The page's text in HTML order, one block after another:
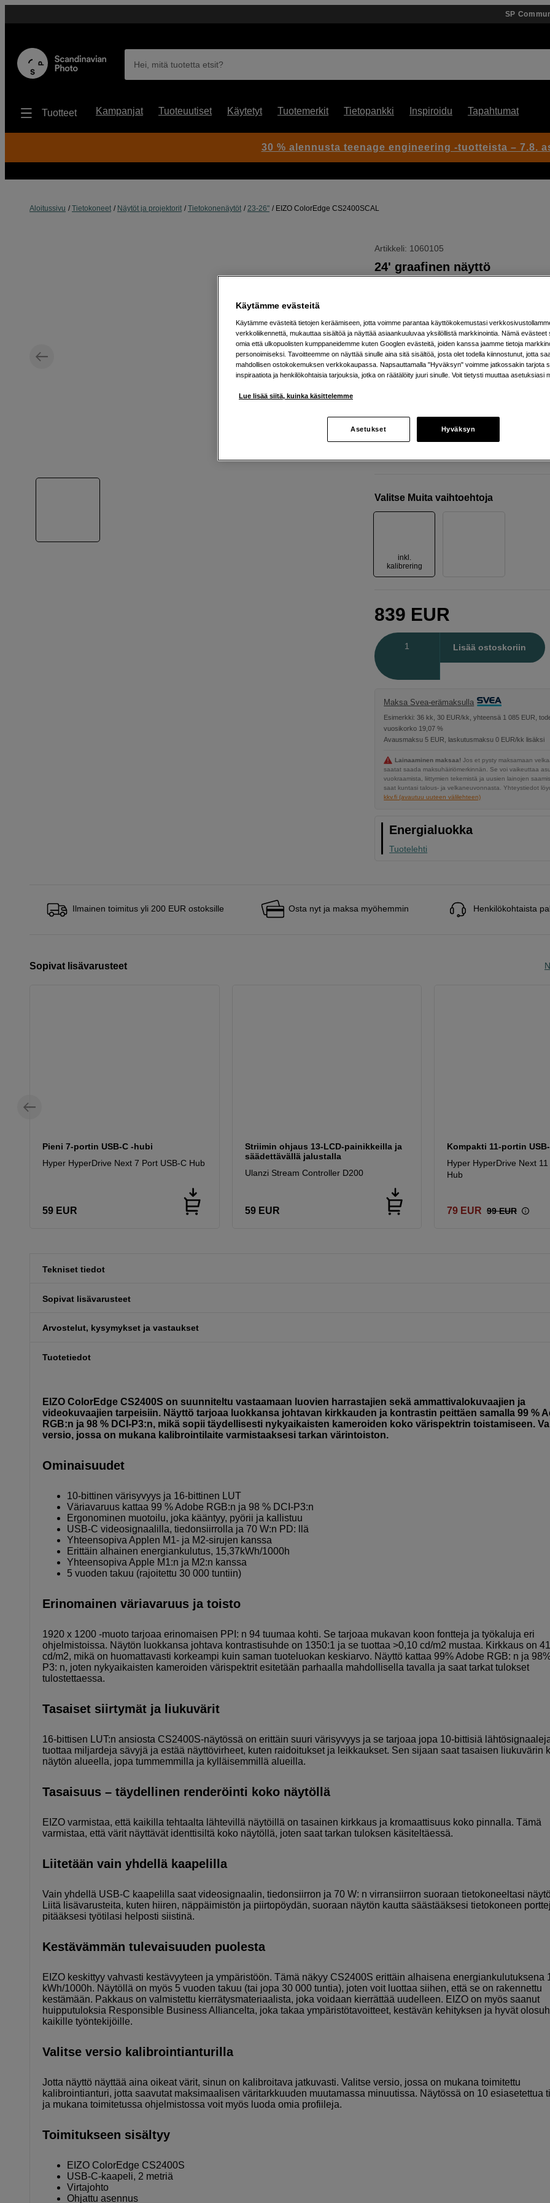
SP
Hei, mitä tuotetta etsit?
Tuotteet Kampanjat Tuoteuutiset Käytetyt Tuotemerkit Tietopankki Inspiroidu Tapahtumat
Aloitussivu Tietokoneet Näytöt ja projektorit Tietokonenäytöt 23-26" EIZO ColorEdge CS2400SCAL
Artikkeli: 1060105
24' graafinen näyttö
Verkkokauppa : Varastossa
Helsingin myymälä: Varastotilanne
Yhteensopiva Applen M:n kanssa
Valitse Muita vaihtoehtoja
inkl.
kalibrering
839 EUR
Lisää ostoskoriin
Maksa Svea-erämaksulla
Esimerkki: 36 kk, 30 EUR/kk, yhteensä 1 085 EUR,
vuosikorko 19,07 %
Avausmaksu 5 EUR, laskutusmaksu 0 EUR/kk lisäksi
Lainaaminen maksaa! Jos et pysty maksamaan
saatat saada maksuhäiriömerkinnän. Se voi vaikeuttaa
vuokraamista, liittymien tekemistä ja uusien lainojen
saat kuntasi talous- ja velkaneuvonnasta. Yhteystiedot
kkv.fi (avautuu uuteen välilehteen)
Energialuokka
Tuotelehti
Ilmainen toimitus yli 200 EUR ostoksille Osta nyt ja maksa myöhemmin Henkilökohtaista
Sopivat lisävarusteet
Pieni 7-portin USB-C -hubi
Hyper HyperDrive Next 7 Port USB-C Hub
59 EUR
Striimin ohjaus 13-LCD-painikkeilla ja
säädettävällä jalustalla
Ulanzi Stream Controller D200
59 EUR
Kompakti 11-portin
Hyper HyperDrive Next 11
Hub
79 EUR 99 EUR
Tekniset tiedot
Sopivat lisävarusteet
Arvostelut, kysymykset ja vastaukset
Tuotetiedot
EIZO ColorEdge CS2400S on suunniteltu vastaamaan luovien harrastajien sekä ammattivalokuvaajien ja
videokuvaajien tarpeisiin. Näyttö tarjoaa luokkansa johtavan kirkkauden ja kontrastin peittäen samalla 99 %
RGB:n ja 98 % DCI-P3:n, mikä sopii täydellisesti nykyaikaisten kameroiden koko värispektrin toistamiseen.
versio, jossa on mukana kalibrointilaite varmistaaksesi tarkan värintoiston.
Ominaisuudet
10-bittinen värisyvyys ja 16-bittinen LUT
Väriavaruus kattaa 99 % Adobe RGB:n ja 98 % DCI-P3:n
Ergonominen muotoilu, joka kääntyy, pyörii ja kallistuu
USB-C videosignaalilla, tiedonsiirrolla ja 70 W:n PD: llä
Yhteensopiva Applen M1- ja M2-sirujen kanssa
Erittäin alhainen energiankulutus, 15,37kWh/1000h
Yhteensopiva Apple M1:n ja M2:n kanssa
5 vuoden takuu (rajoitettu 30 000 tuntiin)
Erinomainen väriavaruus ja toisto
1920 x 1200 -muoto tarjoaa erinomaisen PPI: n 94 tuumaa kohti. Se tarjoaa mukavan koon fontteja ja työkaluja eri
ohjelmistoissa. Näytön luokkansa johtava kontrastisuhde on 1350:1 ja se tuottaa >0,10 cd/m2 mustaa. Kirkkaus on
cd/m2, mikä on huomattavasti korkeampi kuin saman tuoteluokan keskiarvo. Näyttö kattaa 99% Adobe RGB: n ja
P3: n, joten nykyaikaisten kameroiden värispektrit esitetään parhaalla mahdollisella tavalla ja saat tarkat tulokset
tulostettaessa.
Tasaiset siirtymät ja liukuvärit
16-bittisen LUT:n ansiosta CS2400S-näytössä on erittäin suuri värisyvyys ja se tarjoaa jopa 10-bittisiä
tuottaa miljardeja sävyjä ja estää näyttövirheet, kuten raidoitukset ja leikkaukset. Sen sijaan saat tasaisen liukuvärin
näytön alueella, jopa tummemmilla ja kylläisemmillä alueilla.
Tasaisuus – täydellinen renderöinti koko näytöllä
EIZO varmistaa, että kaikilla tehtaalta lähtevillä näytöillä on tasainen kirkkaus ja kromaattisuus koko pinnalla. Tämä
varmistaa, että värit näyttävät identtisiltä koko näytöllä, joten saat tarkan tuloksen käsiteltäessä.
Liitetään vain yhdellä kaapelilla
Vain yhdellä USB-C kaapelilla saat videosignaalin, tiedonsiirron ja 70 W: n virransiirron suoraan tietokoneeltasi
Liitä lisävarusteita, kuten hiiren, näppäimistön ja piirtopöydän, suoraan näytön kautta säästääksesi tietokoneen
pitääksesi työtilasi helposti siistinä.
Kestävämmän tulevaisuuden puolesta
EIZO keskittyy vahvasti kestävyyteen ja ympäristöön. Tämä näkyy CS2400S erittäin alhaisena energiankulutuksena
kWh/1000h. Näytöllä on myös 5 vuoden takuu (tai jopa 30 000 tuntia), joten voit luottaa siihen, että se on rakennettu
kestämään. Pakkaus on valmistettu kierrätysmateriaalista, joka voidaan kierrättää uudelleen. EIZO on myös saanut
huipputuloksia Responsible Business Alliancelta, joka takaa ympäristötavoitteet, kestävän kehityksen ja hyvät
kaikille työntekijöille.
Valitse versio kalibrointianturilla
Jotta näyttö näyttää aina oikeat värit, sinun on kalibroitava jatkuvasti. Valitse versio, jossa on mukana toimitettu
kalibrointianturi, jotta saavutat maksimaalisen väritarkkuuden muutamassa minuutissa. Näytössä on 10 esiasetettua
ja mukana toimitetussa ohjelmistossa voit myös luoda omia profiileja.
Toimitukseen sisältyy
EIZO ColorEdge CS2400S
USB-C-kaapeli, 2 metriä
Virtajohto
Ohjattu asennus
30 % alennusta teenage engineering -tuotteista – 7.8.
Käytämme evästeitä
Käytämme evästeitä tietojen keräämiseen, jotta voimme parantaa käyttökokemustasi
verkkoliikennettä, mukauttaa sisältöä ja näyttää asiaankuuluvaa yksilöllistä markkinointia. Nämä evästeet
omia että ulkopuolisten kumppaneidemme kuten Googlen evästeitä, joiden kanssa jaamme tietoja
personoimiseksi. Tavoitteemme on näyttää sinulle aina sitä sisältöä, josta olet todella kiinnostunut, jotta
mahdollisen ostokokemuksen verkkokaupassa. Napsauttamalla "Hyväksyn" voimme jatkossakin tarjota
inspiraatiota ja henkilökohtaisia tarjouksia, jotka on räätälöity juuri sinulle. Voit tietysti muuttaa asetuksiasi
Lue lisää siitä, kuinka käsittelemme
Asetukset Hyväksyn